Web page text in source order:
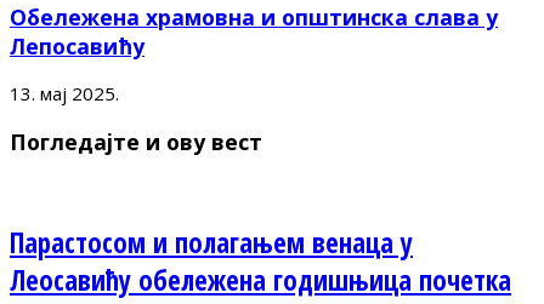
Обележена храмовна и општинска слава у
Лепосавићу
13. мај 2025.
Погледајте и ову вест
Парастосом и полагањем венаца у
Леосавићу обележена годишњица почетка